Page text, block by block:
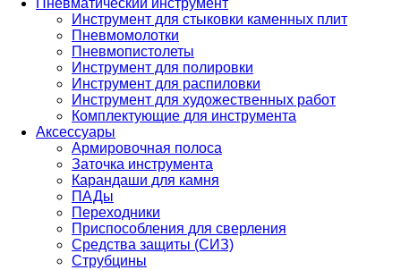
Пневматический инструмент
Инструмент для стыковки каменных плит
Пневмомолотки
Пневмопистолеты
Инструмент для полировки
Инструмент для распиловки
Инструмент для художественных работ
Комплектующие для инструмента
Аксессуары
Армировочная полоса
Заточка инструмента
Карандаши для камня
ПАДы
Переходники
Приспособления для сверления
Средства защиты (СИЗ)
Струбцины